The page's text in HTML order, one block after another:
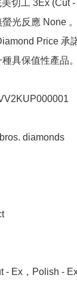
切工 3Ex (Cut -
螢光反應 None
Price 承
具保值性產品。
diamonds
- Ex，Polish -